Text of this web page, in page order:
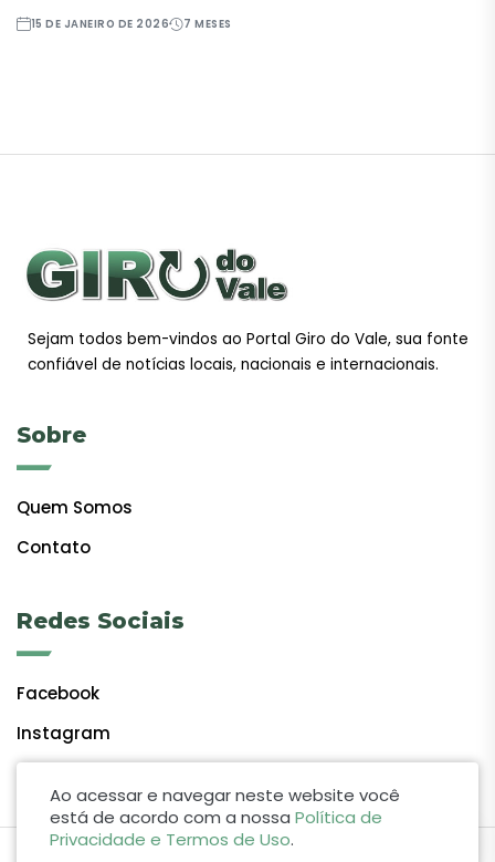
15 DE JANEIRO DE 2026 7 MESES
Sejam todos bem-vindos ao Portal Giro do Vale, sua fonte
confiável de notícias locais, nacionais e internacionais.
Sobre
Quem Somos
Contato
Redes Sociais
Facebook
Instagram
Ao acessar e navegar neste website você
está de acordo com a nossa Política de
Privacidade e Termos de Uso.